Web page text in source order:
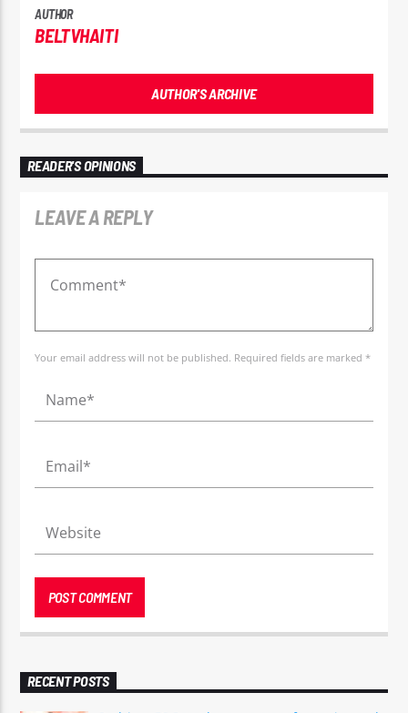
AUTHOR
BELTVHAITI
AUTHOR'S ARCHIVE
READER'S OPINIONS
LEAVE A REPLY
Your email address will not be published. Required fields are marked *
RECENT POSTS